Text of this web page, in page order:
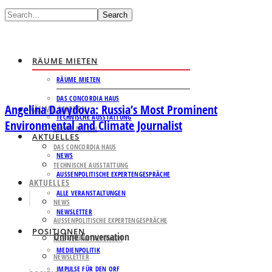
Search
RÄUME MIETEN
RÄUME MIETEN
DAS CONCORDIA HAUS
TECHNISCHE AUSSTATTUNG
AKTUELLES
NEWS
AUSSENPOLITISCHE EXPERTENGESPRÄCHE
ALLE VERANSTALTUNGEN
NEWSLETTER
POSITIONEN
MEDIENPOLITIK
IMPULSE FÜR DEN ORF
RÄUME MIETEN
RÄUME MIETEN
DAS CONCORDIA HAUS
TECHNISCHE AUSSTATTUNG
AKTUELLES
NEWS
AUSSENPOLITISCHE EXPERTENGESPRÄCHE
ALLE VERANSTALTUNGEN
NEWSLETTER
Angelina Davydova: Russia’s Most Prominent
Environmental and Climate Journalist
Online Conversation